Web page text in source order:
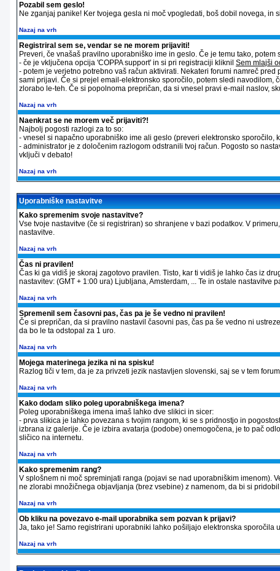
Pozabil sem geslo!
Ne zganjaj panike! Ker tvojega gesla ni moč vpogledati, boš dobil novega, in
Nazaj na vrh
Registriral sem se, vendar se ne morem prijaviti!
Preveri, če vnašaš pravilno uporabniško ime in geslo. Če je temu tako,
- če je vključena opcija 'COPPA support' in si pri registraciji kliknil Sem mlajši
- potem je verjetno potrebno vaš račun aktivirati. Nekateri forumi namreč
sami prijavi. Če si prejel email-elektronsko sporočilo, potem sledi
zlorabo le-teh. Če si popolnoma prepričan, da si vnesel pravi e-mail naslov,
Nazaj na vrh
Naenkrat se ne morem več prijaviti?!
Najbolj pogosti razlogi za to so:
- vnesel si napačno uporabniško ime ali geslo (preveri elektronsko sporočilo,
- administrator je z določenim razlogom odstranili tvoj račun. Pogosto so
vključi v debato!
Nazaj na vrh
Uporabniške nastavitve
Kako spremenim svoje nastavitve?
Vse tvoje nastavitve (če si registriran) so shranjene v bazi podatkov. V
nastavitve.
Nazaj na vrh
Čas ni pravilen!
Čas ki ga vidiš je skoraj zagotovo pravilen. Tisto, kar ti vidiš je lahko čas iz
nastavitev: (GMT + 1:00 ura) Ljubljana, Amsterdam, ... Te in ostale
Nazaj na vrh
Spremenil sem časovni pas, čas pa je še vedno ni pravilen!
Če si prepričan, da si pravilno nastavil časovni pas, čas pa še vedno ni
da bo le ta odstopal za 1 uro.
Nazaj na vrh
Mojega materinega jezika ni na spisku!
Razlog tiči v tem, da je za privzeti jezik nastavljen slovenski, saj se v tem
Nazaj na vrh
Kako dodam sliko poleg uporabniškega imena?
Poleg uporabniškega imena imaš lahko dve slikici in sicer:
- prva slikica je lahko povezana s tvojim rangom, ki se s pridnostjo in
izbrana iz galerije. Če je izbira avatarja (podobe) onemogočena, je to pač
sličico na internetu.
Nazaj na vrh
Kako spremenim rang?
V splošnem ni moč spreminjati ranga (pojavi se nad uporabniškim imenom).
ne zlorabi množičnega objavljanja (brez vsebine) z namenom, da bi si
Nazaj na vrh
Ob kliku na povezavo e-mail uporabnika sem pozvan k prijavi?
Ja, tako je! Samo registrirani uporabniki lahko pošiljajo elektronska
Nazaj na vrh